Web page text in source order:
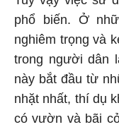
phổ biến. Ở
nghiêm trọng và
trong người dân
này bắt đầu từ
nhặt nhất, thí dụ
có vườn và bãi